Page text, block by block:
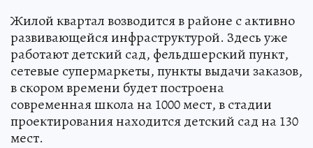
Жилой квартал возводится в районе с активно
развивающейся инфраструктурой. Здесь уже
работают детский сад, фельдшерский пункт,
сетевые супермаркеты, пункты выдачи заказов,
в скором времени будет построена
современная школа на 1000 мест, в стадии
проектирования находится детский сад на 130
мест.